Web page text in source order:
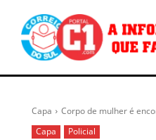
Capa
Corpo de mulher é
Capa
Policial